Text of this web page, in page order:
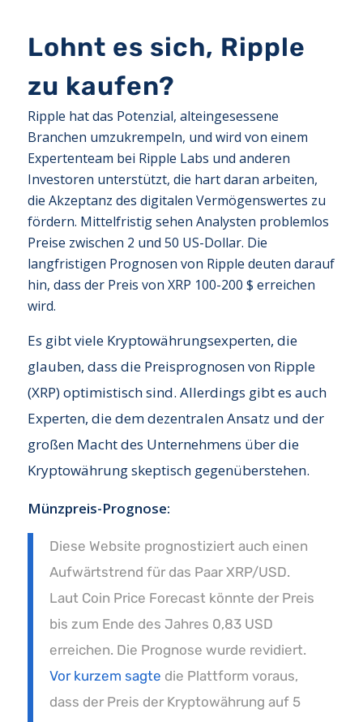
Lohnt es sich, Ripple
zu kaufen?
Ripple hat das Potenzial, alteingesessene
Branchen umzukrempeln, und wird von einem
Expertenteam bei Ripple Labs und anderen
Investoren unterstützt, die hart daran arbeiten,
die Akzeptanz des digitalen Vermögenswertes zu
fördern. Mittelfristig sehen Analysten problemlos
Preise zwischen 2 und 50 US-Dollar. Die
langfristigen Prognosen von Ripple deuten darauf
hin, dass der Preis von XRP 100-200 $ erreichen
wird.
Es gibt viele Kryptowährungsexperten, die
glauben, dass die Preisprognosen von Ripple
(XRP) optimistisch sind. Allerdings gibt es auch
Experten, die dem dezentralen Ansatz und der
großen Macht des Unternehmens über die
Kryptowährung skeptisch gegenüberstehen.
Münzpreis-Prognose:
Diese Website prognostiziert auch einen
Aufwärtstrend für das Paar XRP/USD.
Laut Coin Price Forecast könnte der Preis
bis zum Ende des Jahres 0,83 USD
erreichen. Die Prognose wurde revidiert.
Vor kurzem sagte die Plattform voraus,
dass der Preis der Kryptowährung auf 5